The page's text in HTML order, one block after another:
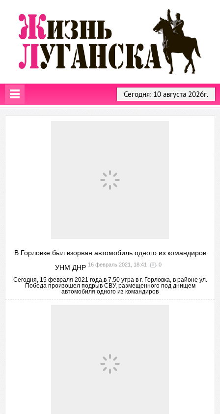
Сегодня: 10 августа 2026г.
В Горловке был взорван автомобиль одного из командиров
УНМ ДНР 16 февраль 2021, 18:41 0
Сегодня, 15 февраля 2021 года,в 7.50 утра в г. Горловка, в районе ул.
Победа произошел подрыв СВУ, размещенного под днищем
автомобиля одного из командиров